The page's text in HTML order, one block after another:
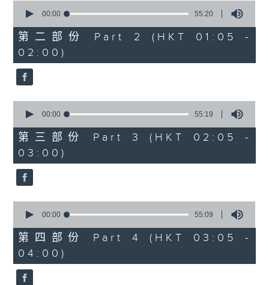
seconds
55
minutes,
20
seconds
00:00 55:20
第二部份 Part 2 (HKT 01:05 -
02:00)
seconds
55
minutes,
19
seconds
00:00 55:19
第三部份 Part 3 (HKT 02:05 -
03:00)
seconds
55
minutes,
9
seconds
00:00 55:09
第四部份 Part 4 (HKT 03:05 -
04:00)